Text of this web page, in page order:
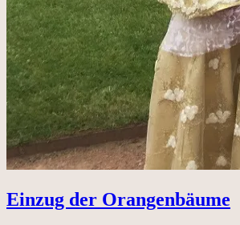
Einzug der Orangenbäume